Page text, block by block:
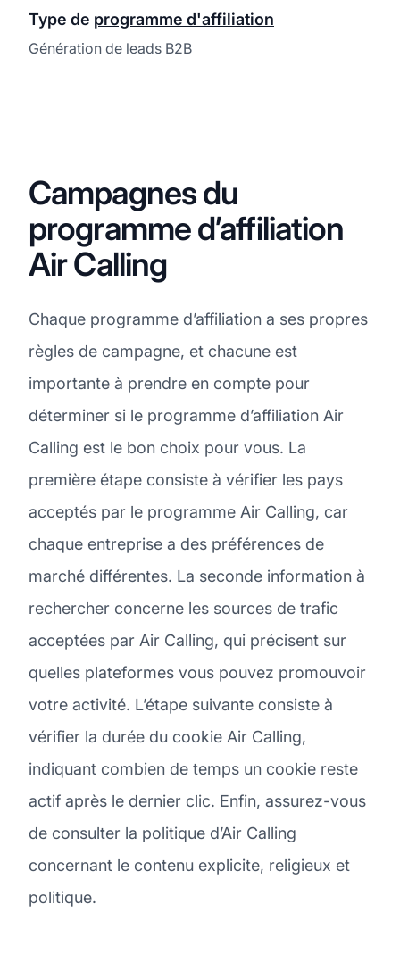
Type de programme d'affiliation
Génération de leads B2B
Campagnes du
programme d’affiliation
Air Calling
Chaque programme d’affiliation a ses propres
règles de campagne, et chacune est
importante à prendre en compte pour
déterminer si le programme d’affiliation Air
Calling est le bon choix pour vous. La
première étape consiste à vérifier les pays
acceptés par le programme Air Calling, car
chaque entreprise a des préférences de
marché différentes. La seconde information à
rechercher concerne les sources de trafic
acceptées par Air Calling, qui précisent sur
quelles plateformes vous pouvez promouvoir
votre activité. L’étape suivante consiste à
vérifier la durée du cookie Air Calling,
indiquant combien de temps un cookie reste
actif après le dernier clic. Enfin, assurez-vous
de consulter la politique d’Air Calling
concernant le contenu explicite, religieux et
politique.